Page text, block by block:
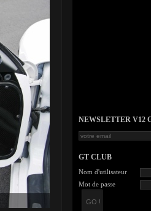
NEWSLETTER V12
GT CLUB
Nom d'utilisateur
Mot de passe